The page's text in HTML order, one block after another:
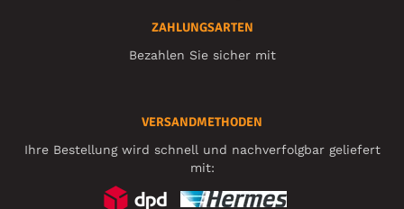
ZAHLUNGSARTEN
Bezahlen Sie sicher mit
VERSANDMETHODEN
Ihre Bestellung wird schnell und nachverfolgbar geliefert
mit: